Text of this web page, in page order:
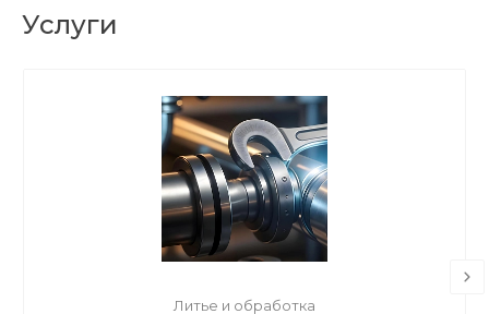
Услуги
Литье и обработка